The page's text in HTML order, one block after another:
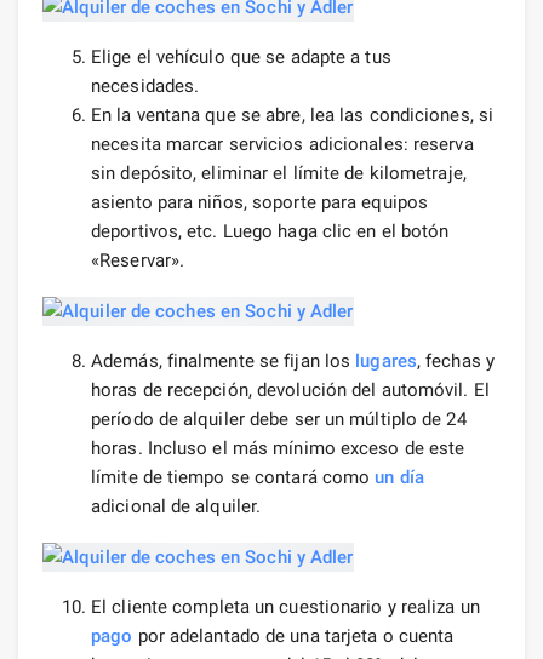
Elige el vehículo que se adapte a tus
necesidades.
En la ventana que se abre, lea las condiciones, si
necesita marcar servicios adicionales: reserva
sin depósito, eliminar el límite de kilometraje,
asiento para niños, soporte para equipos
deportivos, etc. Luego haga clic en el botón
«Reservar».
Además, finalmente se fijan los lugares, fechas y
horas de recepción, devolución del automóvil. El
período de alquiler debe ser un múltiplo de 24
horas. Incluso el más mínimo exceso de este
límite de tiempo se contará comoun día
adicional de alquiler.
El cliente completa un cuestionario y realiza un
pago por adelantado de una tarjeta o cuenta